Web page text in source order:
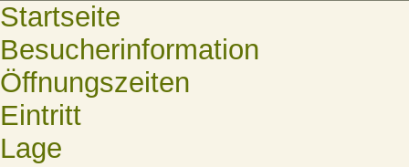
Startseite
Besucherinformation
Öffnungszeiten
Eintritt
Lage